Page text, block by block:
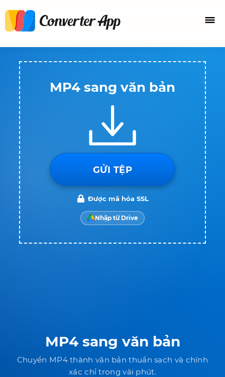
MP4 sang văn bản
Chuyển MP4 thành văn bản thuần sạch và chính
xác chỉ trong vài phút.
MP4 sang văn bản
GỬI TỆP
Được mã hóa SSL
Nhập từ Drive